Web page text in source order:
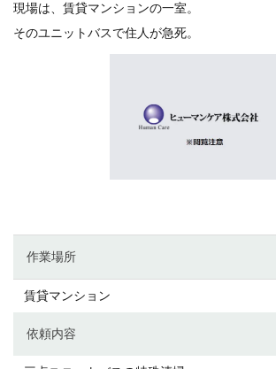
現場は、賃貸マンションの一室。
そのユニットバスで住人が急死。
作業場所
賃貸マンション
依頼内容